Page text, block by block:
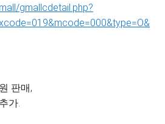
gmallcdetail.php?
판매,
가.